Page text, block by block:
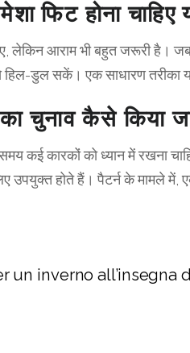
फिट होना चाहिए
लेकिन आराम भी बहुत जरूरी है।
हिल-डुल सकें। एक साधारण
चुनाव कैसे किया
कई कारकों को ध्यान में रखना
उपयुक्त होते हैं। पैटर्न के मामले
un inverno all’insegna